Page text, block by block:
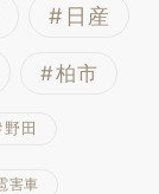
日産
柏市
野田
害車